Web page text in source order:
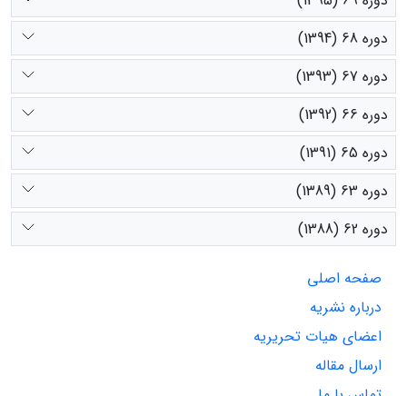
دوره 68 (1394)
دوره 67 (1393)
دوره 66 (1392)
دوره 65 (1391)
دوره 63 (1389)
دوره 62 (1388)
صفحه اصلی
درباره نشریه
اعضای هیات تحریریه
ارسال مقاله